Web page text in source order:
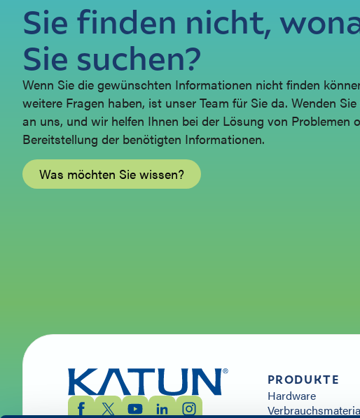
Sie finden nicht,
Sie suchen?
Wenn Sie die gewünschten Informationen nicht finden
weitere Fragen haben, ist unser Team für Sie da. Wenden
an uns, und wir helfen Ihnen bei der Lösung von Problemen
Bereitstellung der benötigten Informationen.
Was möchten Sie wissen?
PRODUKTE
Hardware